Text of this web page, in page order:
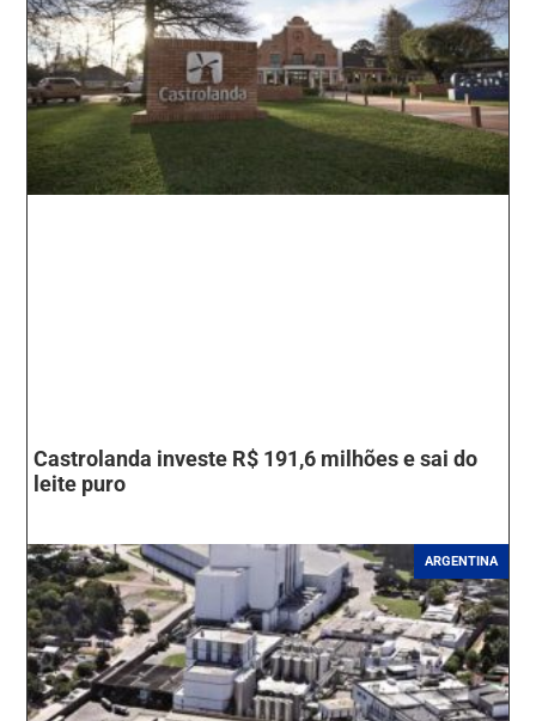
Castrolanda investe R$ 191,6 milhões e sai do
leite puro
ARGENTINA